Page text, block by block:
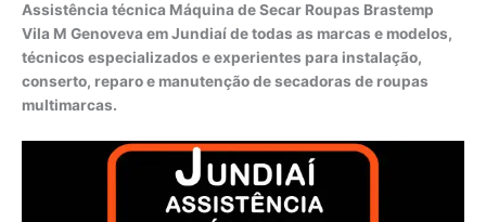
Assistência técnica Máquina de Secar Roupas Brastemp
Vila M Genoveva em Jundiaí de todas as marcas e modelos,
técnicos especializados e experientes para instalação,
conserto, reparo e manutenção de secadoras de roupas
multimarcas.